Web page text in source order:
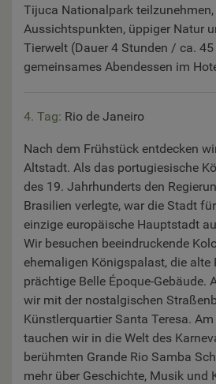
Tijuca Nationalpark
Aussichtspunkten, üppiger Natur
Tierwelt (Dauer 4 Stunden / ca. 45
gemeinsames Abendessen im
4. Tag: Rio de Janeiro
Nach dem Frühstück entdecken
Altstadt. Als das portugiesische
des 19. Jahrhunderts den
Brasilien verlegte, war die Stadt
einzige europäische Hauptstadt
Wir besuchen beeindruckende
ehemaligen Königspalast, die alte
prächtige Belle Époque-Gebäude.
wir mit der nostalgischen
Künstlerquartier Santa Teresa.
tauchen wir in die Welt des
berühmten Grande Rio Samba
mehr über Geschichte, Musik und